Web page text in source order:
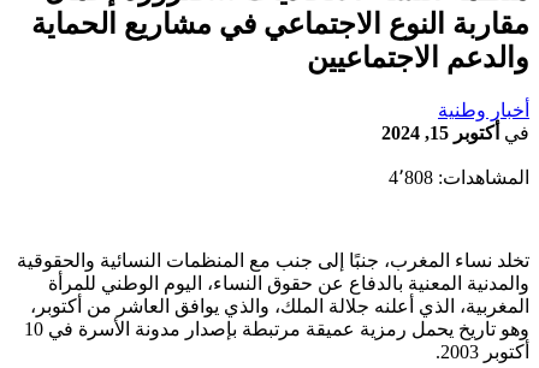
مقاربة النوع الاجتماعي في مشاريع الحماية
والدعم الاجتماعيين
أخبار وطنية
في أكتوبر 15, 2024
المشاهدات: 4٬808
تخلد نساء المغرب، جنبًا إلى جنب مع المنظمات النسائية والحقوقية
والمدنية المعنية بالدفاع عن حقوق النساء، اليوم الوطني للمرأة
المغربية، الذي أعلنه جلالة الملك، والذي يوافق العاشر من أكتوبر،
وهو تاريخ يحمل رمزية عميقة مرتبطة بإصدار مدونة الأسرة في 10
أكتوبر 2003.